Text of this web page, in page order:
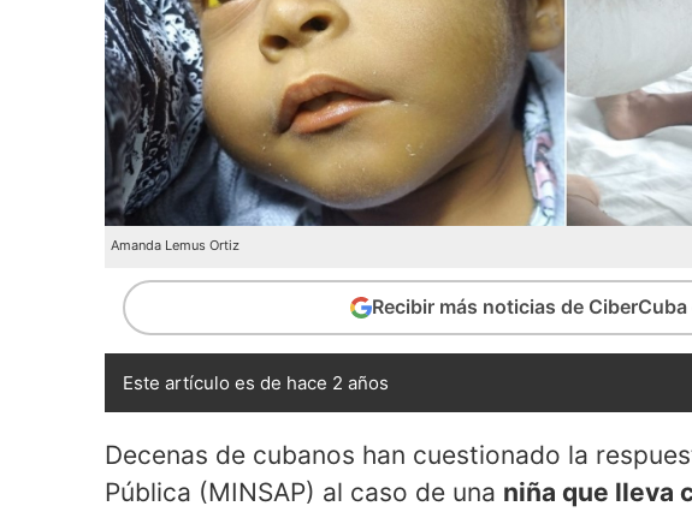
Amanda Lemus Ortiz
Recibir más noticias de
Este artículo es de hace 2 años
Decenas de cubanos han cuestionado la
Pública (MINSAP) al caso de una niña que lleva